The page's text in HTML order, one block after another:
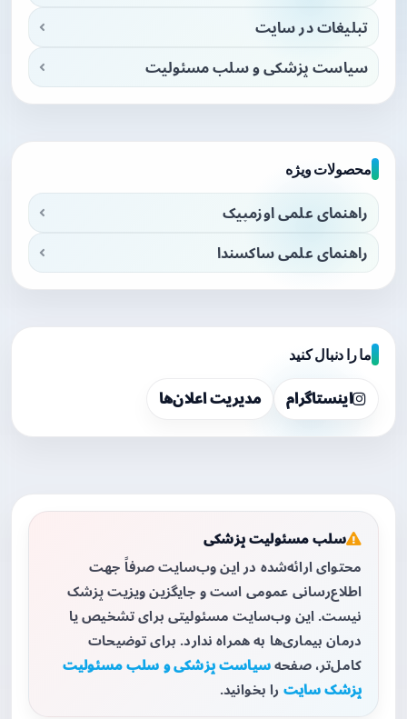
تبلیغات در سایت
سیاست پزشکی و سلب مسئولیت
محصولات ویژه
راهنمای علمی اوزمپیک
راهنمای علمی ساکسندا
ما را دنبال کنید
اینستاگرام مدیریت اعلان‌ها
سلب مسئولیت پزشکی
محتوای ارائه‌شده در این وب‌سایت صرفاً جهت
اطلاع‌رسانی عمومی است و جایگزین ویزیت پزشک
نیست. این وب‌سایت مسئولیتی برای تشخیص یا
درمان بیماری‌ها به همراه ندارد. برای توضیحات
کامل‌تر، صفحهسیاست پزشکی و سلب مسئولیت
پزشک سایت را بخوانید.